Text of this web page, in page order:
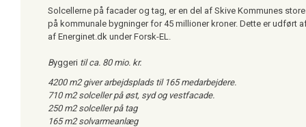
Solcellerne på facader og tag, er en del af Skive Kommunes
på kommunale bygninger for 45 millioner kroner. Dette er udført
af Energinet.dk under Forsk-EL.
Byggeri til ca. 80 mio. kr.
4200 m2 giver arbejdsplads til 165 medarbejdere.
710 m2 solceller på øst, syd og vestfacade.
250 m2 solceller på tag
165 m2 solvarmeanlæg